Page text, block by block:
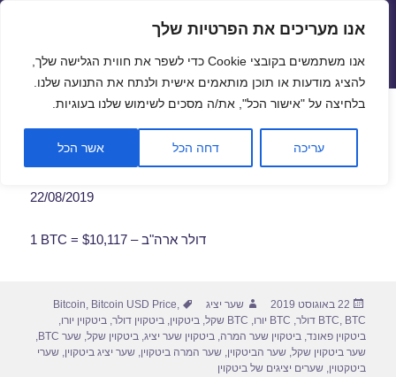
פתח
אנו מעריכים את הפרטיות שלך
אנו משתמשים בקובצי Cookie כדי לשפר את חווית הגלישה שלך,
להציג מודעות או תוכן מותאמים אישית ולנתח את התנועה שלנו.
בלחיצה על "אישור הכל", את/ה מסכים לשימוש שלנו בעוגיות.
עריכה דחה הכל אשר הכל
שערי חליפין יציגים – שער יציג
תפריטים
ווידג'טים
שער ביטקוין לתאריך 22/08/2019
22/08/2019
1 BTC = $10,117 – דולר ארה"ב
פורסם
בתאריך
22 באוגוסט 2019 מחבר
שער יציג תגיות Bitcoin, Bitcoin USD Price,
BTC, BTC דולר , BTC יורו , BTC שקל ,ביטקוין,ביטקוין דולר,ביטקוין יורו,
ביטקוין פאונד,ביטקוין שער המרה,ביטקוין שער יציג,ביטקוין שקל,שער BTC
,
שער ביטקוין שקל,שער הביטקוין,שער המרה ביטקוין,שער יציג ביטקוין,שערי
ביטקטוין,שערים יציגים של ביטקוין